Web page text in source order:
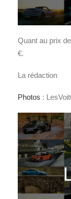
Quant au prix
€.
La rédaction
Photos :